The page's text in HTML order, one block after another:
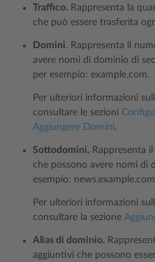
Traffico. Rappresenta la
che può essere trasferita
Domini. Rappresenta il
avere nomi di dominio di
per esempio: example.com.
Per ulteriori informazioni
consultare le sezioni
Aggiungere Domini.
Sottodomini. Rappresenta
che possono avere nomi di
esempio:
Per ulteriori informazioni
consultare la sezione
Alias di dominio.
aggiuntivi che possono